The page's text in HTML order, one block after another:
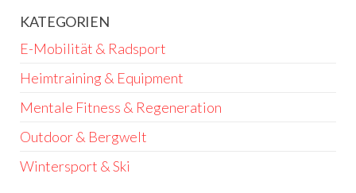
KATEGORIEN
E-Mobilität & Radsport
Heimtraining & Equipment
Mentale Fitness & Regeneration
Outdoor & Bergwelt
Wintersport & Ski